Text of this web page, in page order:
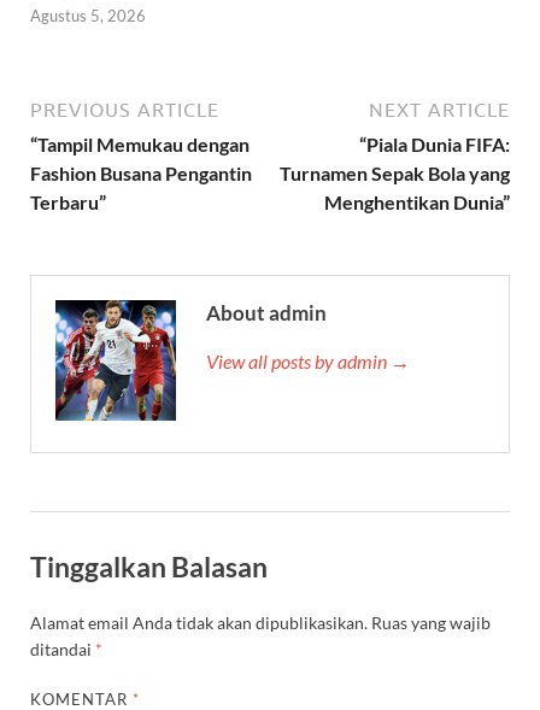
Agustus 5, 2026
PREVIOUS ARTICLE
“Tampil Memukau dengan
Fashion Busana Pengantin
Terbaru”
NEXT ARTICLE
“Piala Dunia FIFA:
Turnamen Sepak Bola yang
Menghentikan Dunia”
About admin
View all posts by admin →
Tinggalkan Balasan
Alamat email Anda tidak akan dipublikasikan. Ruas yang wajib
ditandai *
KOMENTAR *